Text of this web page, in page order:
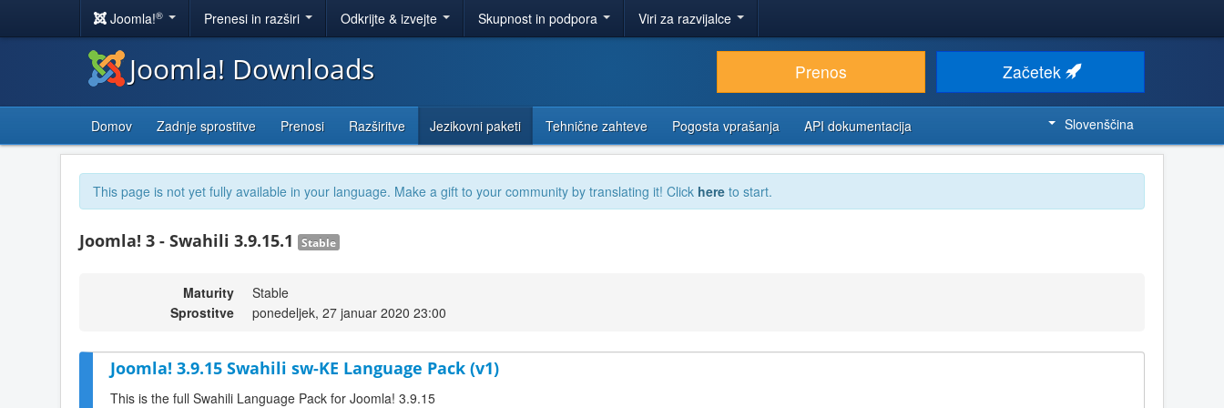
Joomla!® Prenesi in razširi Odkrijte & izvejte Skupnost in podpora Viri za razvijalce
Joomla! Downloads Prenos Začetek
Domov Zadnje sprostitve Prenosi Razširitve Jezikovni paketi Tehnične zahteve Pogosta vprašanja API dokumentacija Slovenščina
This page is not yet fully available in your language. Make a gift to your community by translating it! Click here to start.
Joomla! 3 - Swahili 3.9.15.1 Stable
Maturity
Stable
Sprostitve
ponedeljek, 27 januar 2020 23:00
Joomla! 3.9.15 Swahili sw-KE Language Pack (v1)
This is the full Swahili Language Pack for Joomla! 3.9.15